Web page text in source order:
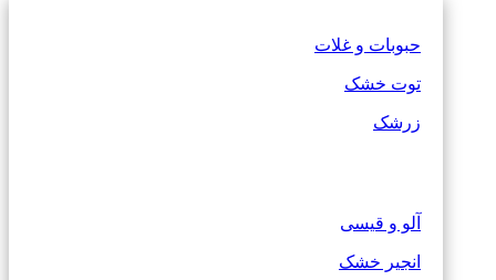
حبوبات و غلات
توت خشک
زرشک
آلو و قیسی
انجیر خشک